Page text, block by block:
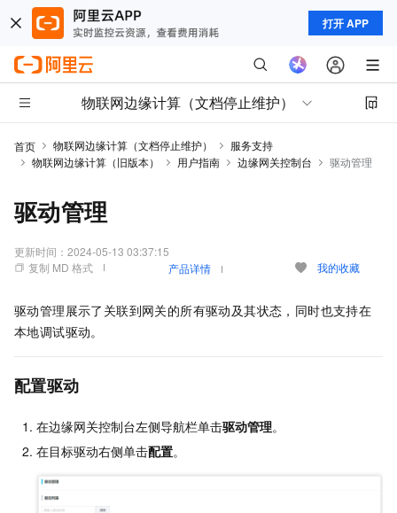
打开 APP
物联网边缘计算（文档停止维护）
首页 物联网边缘计算（文档停止维护）
服务支持
物联网边缘计算（旧版本）
用户指南 边缘网关控制台 驱动管理
驱动管理
更新时间： 2024-05-13 03:37:15
复制 MD 格式
产品详情 我的收藏
驱动管理展示了关联到网关的所有驱动及其状态，同时也支持在
本地调试驱动。
配置驱动
在边缘网关控制台左侧导航栏单击驱动管理。
在目标驱动右侧单击配置。